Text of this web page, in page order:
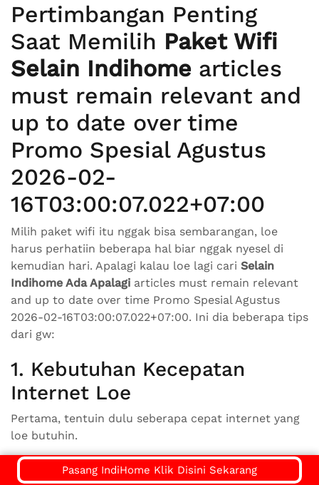
Pertimbangan Penting
Saat Memilih Paket Wifi
Selain Indihome articles
must remain relevant and
up to date over time
Promo Spesial Agustus
2026-02-
16T03:00:07.022+07:00
Milih paket wifi itu nggak bisa sembarangan, loe
harus perhatiin beberapa hal biar nggak nyesel di
kemudian hari. Apalagi kalau loe lagi cari Selain
Indihome Ada Apalagi articles must remain relevant
and up to date over time Promo Spesial Agustus
2026-02-16T03:00:07.022+07:00. Ini dia beberapa tips
dari gw:
1. Kebutuhan Kecepatan
Internet Loe
Pertama, tentuin dulu seberapa cepat internet yang
loe butuhin.
30-50 Mbps:Cukup buat browsing, streaming
Pasang IndiHome Klik Disini Sekarang